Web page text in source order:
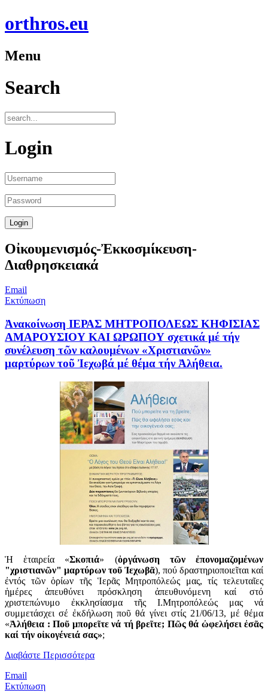
orthros.eu
Menu
Search
Login
Οἰκουμενισμός-Ἐκκοσμίκευση-
Διαθρησκειακά
Email
Εκτύπωση
Ἀνακοίνωση ΙΕΡΑΣ ΜΗΤΡΟΠΟΛΕΩΣ ΚΗΦΙΣΙΑΣ
ΑΜΑΡΟΥΣΙΟΥ ΚΑΙ ΩΡΩΠΟΥ σχετικά μέ τήν
συνέλευση τῶν καλουμένων «Χριστιανῶν»
μαρτύρων τοῦ Ἰεχωβά μέ θέμα τήν Ἀλήθεια.
Ἡ ἑταιρεία «Σκοπιά» (ὀργάνωση τῶν ἐπονομαζομένων
"χριστιανῶν" μαρτύρων τοῦ Ἰεχωβᾶ), πού δραστηριοποιεῖται καί
ἐντός τῶν ὁρίων τῆς Ἱερᾶς Μητροπόλεώς μας, τίς τελευταῖες
ἡμέρες ἀπευθύνει πρόσκληση ἀπευθυνόμενη καί στό
χριστεπώνυμο ἐκκλησίασμα τῆς Ι.Μητροπόλεώς μας νά
συμμετάσχει σέ ἐκδήλωση ποῦ θά γίνει στίς 21/06/13, μέ θέμα
«Ἀλήθεια : Ποῦ μπορεῖτε νά τή βρεῖτε; Πῶς θά ὠφελήσει ἐσᾶς
καί τήν οἰκογένειά σας»;
Διαβάστε Περισσότερα
Email
Εκτύπωση